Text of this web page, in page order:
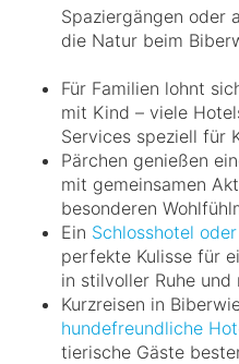
Spaziergängen oder
die Natur beim
Für Familien lohnt
mit Kind – viele
Services speziell für
Pärchen genießen
mit gemeinsamen
besonderen
Ein Schlosshotel
perfekte Kulisse für
in stilvoller Ruhe
Kurzreisen in
hundefreundliche
tierische Gäste